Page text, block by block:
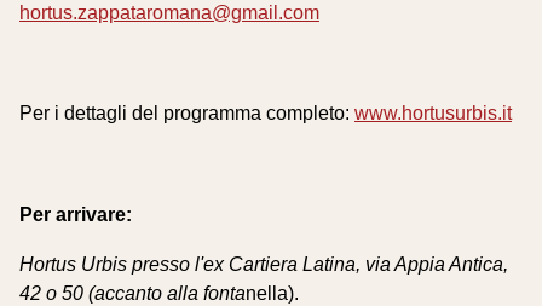
hortus.zappataromana@gmail.com
Per i dettagli del programma completo: www.hortusurbis.it
Per arrivare:
Hortus Urbis presso l'ex Cartiera Latina, via Appia Antica,
42 o 50 (accanto alla fontanella).